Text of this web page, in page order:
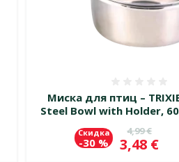
Миска для птиц –
Steel Bowl with Holder,
Исходная
4,99 €
Цена
3,48 €
Скидка
-30 %